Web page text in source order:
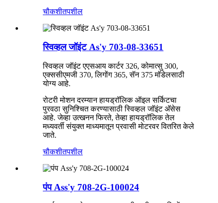
चौकशीतपशील
स्विव्हल जॉइंट As'y 703-08-33651
स्विव्हल जॉइंट एएसआय कार्टर 326, कोमात्सु 300,
एक्ससीएमजी 370, लिगोंग 365, सॅन 375 मॉडेलसाठी
योग्य आहे.
रोटरी मोशन दरम्यान हायड्रॉलिक ऑइल सर्किटचा
पुरवठा सुनिश्चित करण्यासाठी स्विव्हल जॉइंट अ‍ॅसेस
आहे. जेव्हा उत्खनन फिरते, तेव्हा हायड्रॉलिक तेल
मध्यवर्ती संयुक्त माध्यमातून प्रवासी मोटरवर वितरित केले
जाते.
चौकशीतपशील
पंप Ass'y 708-2G-100024